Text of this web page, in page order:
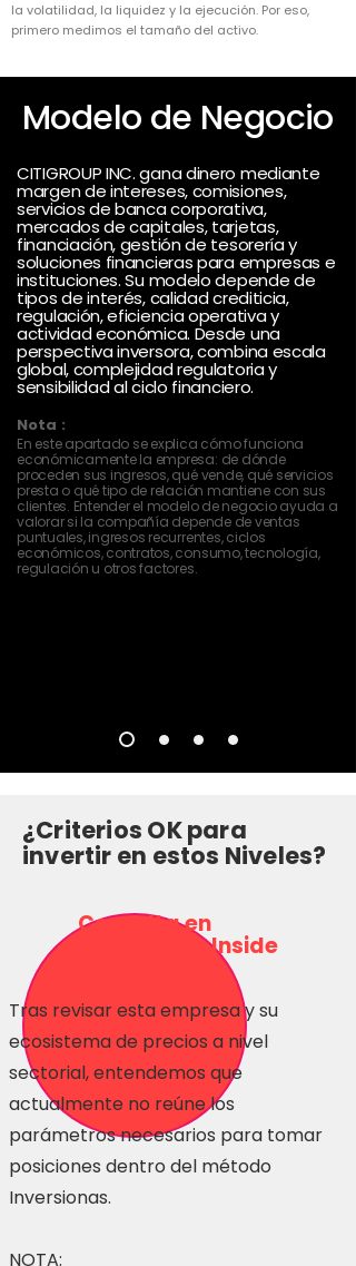
la volatilidad, la liquidez y la ejecución. Por eso,
primero medimos el tamaño del activo.
Modelo de Negocio
CITIGROUP INC. gana dinero mediante
margen de intereses, comisiones,
servicios de banca corporativa,
mercados de capitales, tarjetas,
financiación, gestión de tesorería y
soluciones financieras para empresas e
instituciones. Su modelo depende de
tipos de interés, calidad crediticia,
regulación, eficiencia operativa y
actividad económica. Desde una
perspectiva inversora, combina escala
global, complejidad regulatoria y
sensibilidad al ciclo financiero.
Nota :
En este apartado se explica cómo funciona
económicamente la empresa: de dónde
proceden sus ingresos, qué vende, qué servicios
presta o qué tipo de relación mantiene con sus
clientes. Entender el modelo de negocio ayuda a
valorar si la compañía depende de ventas
puntuales, ingresos recurrentes, ciclos
económicos, contratos, consumo, tecnología,
regulación u otros factores.
¿Criterios OK para
invertir en estos Niveles?
Consulta en
Inversionas Inside
Tras revisar esta empresa y su
ecosistema de precios a nivel
sectorial, entendemos que
actualmente no reúne los
parámetros necesarios para tomar
posiciones dentro del método
Inversionas.
NOTA: